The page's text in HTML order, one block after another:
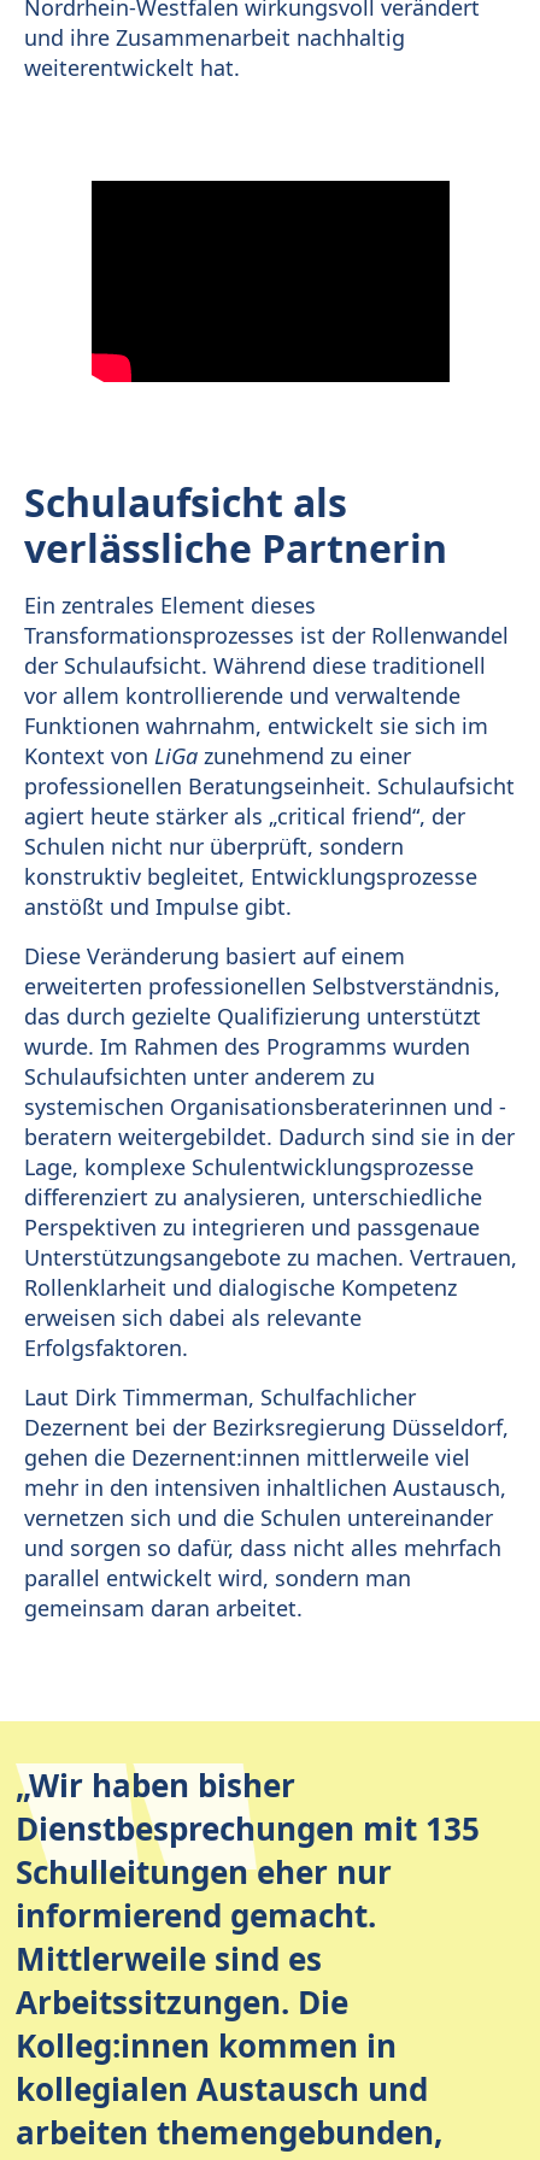
Nordrhein-Westfalen wirkungsvoll verändert
und ihre Zusammenarbeit nachhaltig
weiterentwickelt hat.
Schulaufsicht als
verlässliche Partnerin
Ein zentrales Element dieses
Transformationsprozesses ist der Rollenwandel
der Schulaufsicht. Während diese traditionell
vor allem kontrollierende und verwaltende
Funktionen wahrnahm, entwickelt sie sich im
Kontext von LiGazunehmend zu einer
professionellen Beratungseinheit. Schulaufsicht
agiert heute stärker als „critical friend“, der
Schulen nicht nur überprüft, sondern
konstruktiv begleitet, Entwicklungsprozesse
anstößt und Impulse gibt.
Diese Veränderung basiert auf einem
erweiterten professionellen Selbstverständnis,
das durch gezielte Qualifizierung unterstützt
wurde. Im Rahmen des Programms wurden
Schulaufsichten unter anderem zu
systemischen Organisationsberaterinnen und -
beratern weitergebildet. Dadurch sind sie in der
Lage, komplexe Schulentwicklungsprozesse
differenziert zu analysieren, unterschiedliche
Perspektiven zu integrieren und passgenaue
Unterstützungsangebote zu machen. Vertrauen,
Rollenklarheit und dialogische Kompetenz
erweisen sich dabei als relevante
Erfolgsfaktoren.
Laut Dirk Timmerman, Schulfachlicher
Dezernent bei der Bezirksregierung Düsseldorf,
gehen die Dezernent:innen mittlerweile viel
mehr in den intensiven inhaltlichen Austausch,
vernetzen sich und die Schulen untereinander
und sorgen so dafür, dass nicht alles mehrfach
parallel entwickelt wird, sondern man
gemeinsam daran arbeitet.
„Wir haben bisher
Dienstbesprechungen mit 135
Schulleitungen eher nur
informierend gemacht.
Mittlerweile sind es
Arbeitssitzungen. Die
Kolleg:innen kommen in
kollegialen Austausch und
arbeiten themengebunden,